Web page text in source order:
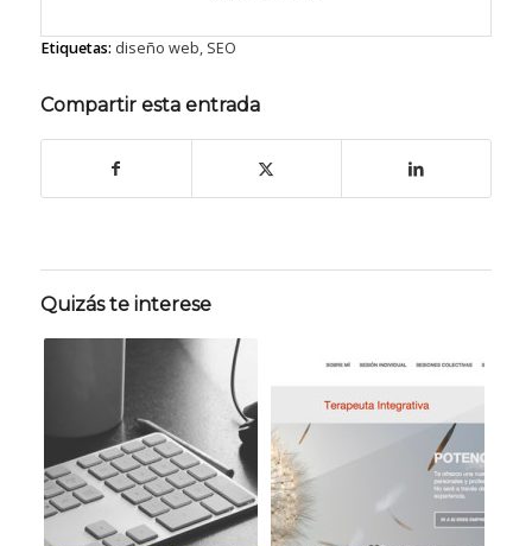
Etiquetas: diseño web, SEO
Compartir esta entrada
Quizás te interese